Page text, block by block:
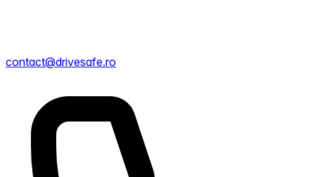
contact@drivesafe.ro